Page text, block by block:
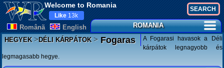
Welcome to Romania
Românã English
Like 13k
ROMANIA
HEGYEK>DÉLI KÁRPÁTOK>Fogaras
A Fogarasi havasok a Déli
kárpátok legnagyobb és
legmagasabb hegye.